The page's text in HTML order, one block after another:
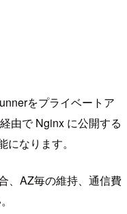
をプライベートア
由で Nginx に公開する
なります。
、AZ毎の維持、通信費